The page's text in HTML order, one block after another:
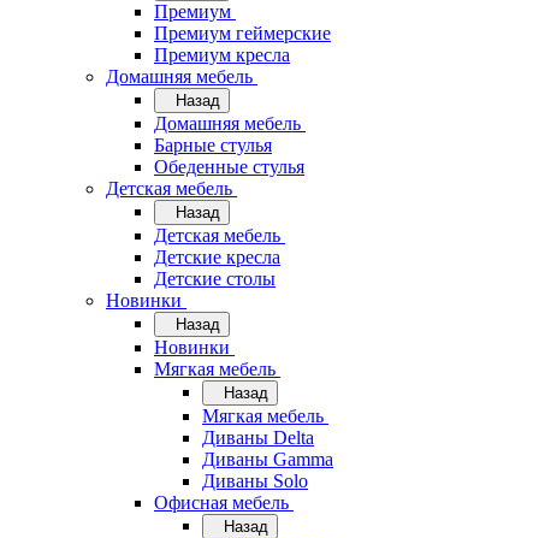
Премиум
Премиум геймерские
Премиум кресла
Домашняя мебель
Назад
Домашняя мебель
Барные стулья
Обеденные стулья
Детская мебель
Назад
Детская мебель
Детские кресла
Детские столы
Новинки
Назад
Новинки
Мягкая мебель
Назад
Мягкая мебель
Диваны Delta
Диваны Gamma
Диваны Solo
Офисная мебель
Назад